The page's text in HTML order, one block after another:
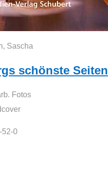
Sascha
schönste Seiten
Fotos
52-0